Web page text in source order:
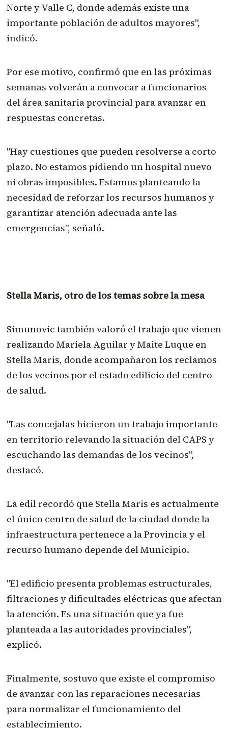
Norte y Valle C, donde además existe una
importante población de adultos mayores",
indicó.
Por ese motivo, confirmó que en las próximas
semanas volverán a convocar a funcionarios
del área sanitaria provincial para avanzar en
respuestas concretas.
"Hay cuestiones que pueden resolverse a corto
plazo. No estamos pidiendo un hospital nuevo
ni obras imposibles. Estamos planteando la
necesidad de reforzar los recursos humanos y
garantizar atención adecuada ante las
emergencias", señaló.
Stella Maris, otro de los temas sobre la mesa
Simunovic también valoró el trabajo que vienen
realizando Mariela Aguilar y Maite Luque en
Stella Maris, donde acompañaron los reclamos
de los vecinos por el estado edilicio del centro
de salud.
"Las concejalas hicieron un trabajo importante
en territorio relevando la situación del CAPS y
escuchando las demandas de los vecinos",
destacó.
La edil recordó que Stella Maris es actualmente
el único centro de salud de la ciudad donde la
infraestructura pertenece a la Provincia y el
recurso humano depende del Municipio.
"El edificio presenta problemas estructurales,
filtraciones y dificultades eléctricas que afectan
la atención. Es una situación que ya fue
planteada a las autoridades provinciales",
explicó.
Finalmente, sostuvo que existe el compromiso
de avanzar con las reparaciones necesarias
para normalizar el funcionamiento del
establecimiento.